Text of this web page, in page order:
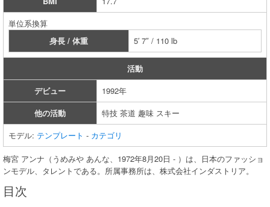
単位系換算
身長 / 体重
5′ 7″ / 110 lb
活動
デビュー
1992年
他の活動
特技 茶道 趣味 スキー
モデル: テンプレート - カテゴリ
梅宮 アンナ（うめみや あんな、1972年8月20日 - ）は、日本のファッショ
ンモデル、タレントである。所属事務所は、株式会社インダストリア。
目次